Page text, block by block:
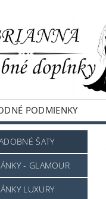
PODMIENKY
ŠATY
- GLAMOUR
LUXURY